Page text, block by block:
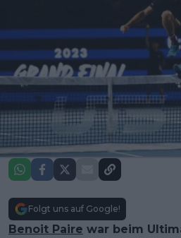
Folgt uns auf Google!
Benoit Paire war beim